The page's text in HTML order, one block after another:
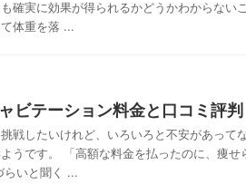
確実に効果が得られるかどうかわからない
体重を落 ...
ビテーション料金と口コミ評判
戦したいけれど、いろいろと不安があって
うです。 「高額な料金を払ったのに、痩せ
らいと聞く ...